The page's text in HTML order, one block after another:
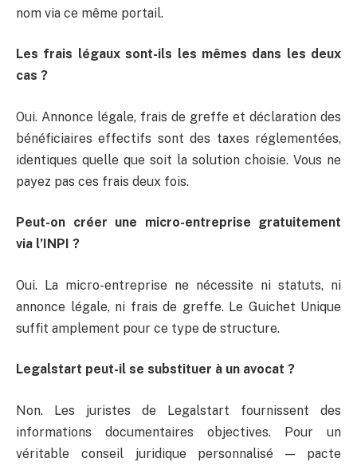
nom via ce même portail.
Les frais légaux sont-ils les mêmes dans les deux
cas ?
Oui. Annonce légale, frais de greffe et déclaration des
bénéficiaires effectifs sont des taxes réglementées,
identiques quelle que soit la solution choisie. Vous ne
payez pas ces frais deux fois.
Peut-on créer une micro-entreprise gratuitement
via l’INPI ?
Oui. La micro-entreprise ne nécessite ni statuts, ni
annonce légale, ni frais de greffe. Le Guichet Unique
suffit amplement pour ce type de structure.
Legalstart peut-il se substituer à un avocat ?
Non. Les juristes de Legalstart fournissent des
informations documentaires objectives. Pour un
véritable conseil juridique personnalisé — pacte